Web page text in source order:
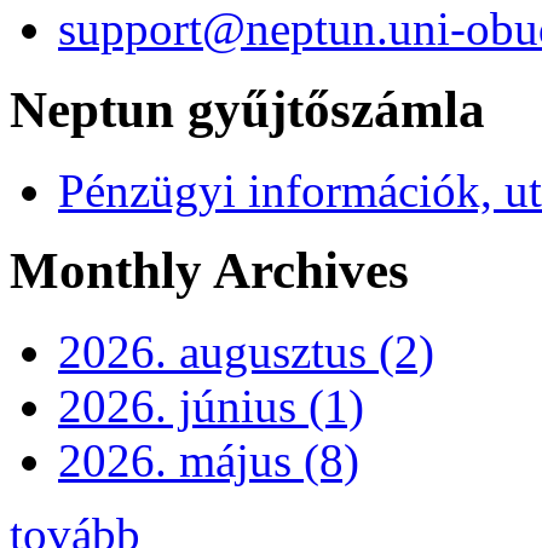
support@neptun.uni-
Neptun gyűjtőszámla
Pénzügyi információk,
Monthly Archives
2026. augusztus (2)
2026. június (1)
2026. május (8)
tovább